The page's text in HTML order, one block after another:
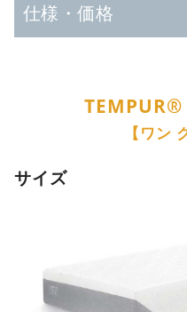
仕様・価格
【ワン
サイズ